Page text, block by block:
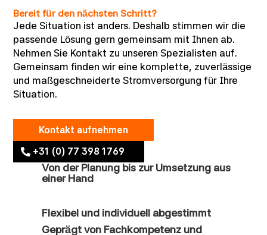
Bereit für den nächsten Schritt?
Jede Situation ist anders. Deshalb stimmen wir die
passende Lösung gern gemeinsam mit Ihnen ab.
Nehmen Sie Kontakt zu unseren Spezialisten auf.
Gemeinsam finden wir eine komplette, zuverlässige
und maßgeschneiderte Stromversorgung für Ihre
Situation.
Kontakt aufnehmen
+31 (0) 77 398 1769
Von der Planung bis zur Umsetzung aus
einer Hand
Flexibel und individuell abgestimmt
Geprägt von Fachkompetenz und